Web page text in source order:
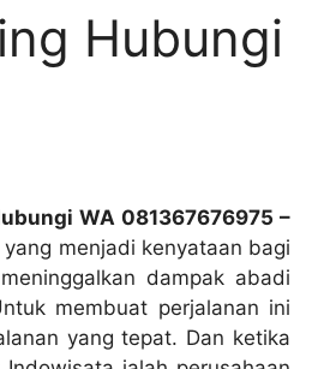
Hubungi
WA 081367676975 –
menjadi kenyataan bagi
dampak abadi
membuat perjalanan ini
yang tepat. Dan ketika